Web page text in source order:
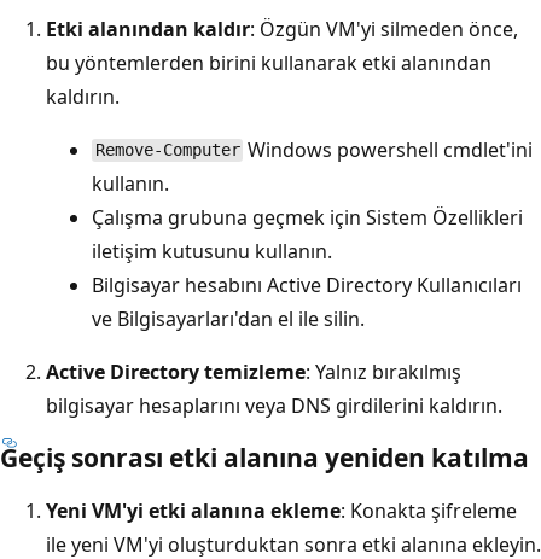
Etki alanından kaldır: Özgün VM'yi silmeden önce,
bu yöntemlerden birini kullanarak etki alanından
kaldırın.
Remove-Computer Windows powershell cmdlet'ini
kullanın.
Çalışma grubuna geçmek için Sistem Özellikleri
iletişim kutusunu kullanın.
Bilgisayar hesabını Active Directory Kullanıcıları
ve Bilgisayarları'dan el ile silin.
Active Directory temizleme: Yalnız bırakılmış
bilgisayar hesaplarını veya DNS girdilerini kaldırın.
Geçiş sonrası etki alanına yeniden katılma
Yeni VM'yi etki alanına ekleme: Konakta şifreleme
ile yeni VM'yi oluşturduktan sonra etki alanına ekleyin.